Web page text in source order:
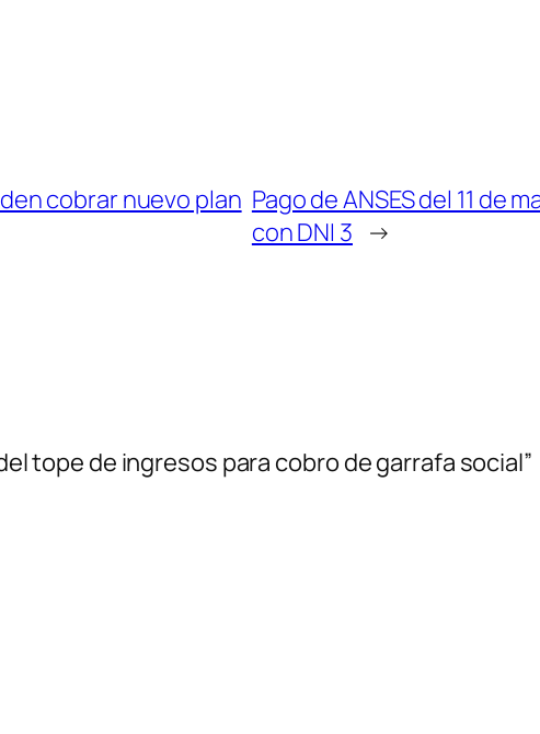
cobrar nuevo plan Pago de ANSES del 11 de
con DNI 3 →
tope de ingresos para cobro de garrafa social”